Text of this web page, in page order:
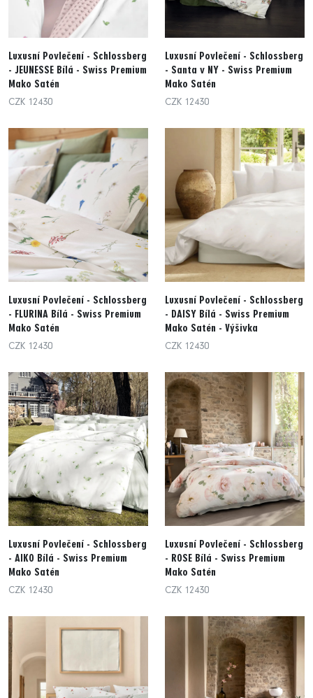
Luxusní Povlečení - Schlossberg
- JEUNESSE Bílá - Swiss Premium
Mako Satén
CZK 12430
Luxusní Povlečení - Schlossberg
- Santa v NY - Swiss Premium
Mako Satén
CZK 12430
Luxusní Povlečení - Schlossberg
- FLURINA Bílá - Swiss Premium
Mako Satén
CZK 12430
Luxusní Povlečení - Schlossberg
- DAISY Bílá - Swiss Premium
Mako Satén - Výšivka
CZK 12430
Luxusní Povlečení - Schlossberg
- AIKO Bílá - Swiss Premium
Mako Satén
CZK 12430
Luxusní Povlečení - Schlossberg
- ROSE Bílá - Swiss Premium
Mako Satén
CZK 12430